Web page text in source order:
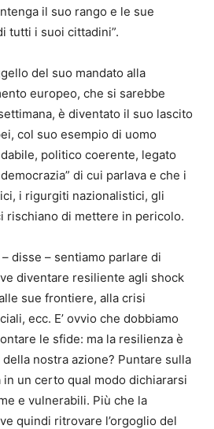
il suo rango e le sue
tutti i suoi cittadini”.
del suo mandato alla
europeo, che si sarebbe
è diventato il suo lascito
col suo esempio di uomo
politico coerente, legato
di cui parlava e che i
i rigurgiti nazionalistici, gli
rischiano di mettere in pericolo.
disse – sentiamo parlare di
diventare resiliente agli shock
sue frontiere, alla crisi
ecc. E’ ovvio che dobbiamo
le sfide: ma la resilienza è
della nostra azione? Puntare sulla
un certo qual modo dichiararsi
e vulnerabili. Più che la
quindi ritrovare l’orgoglio del